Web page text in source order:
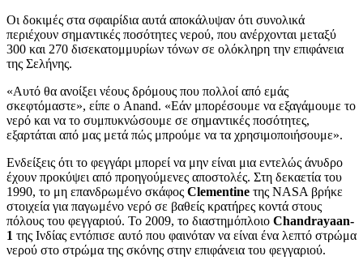
Οι δοκιμές στα σφαιρίδια αυτά αποκάλυψαν ότι συνολικά
περιέχουν σημαντικές ποσότητες νερού, που ανέρχονται μεταξύ
300 και 270 δισεκατομμυρίων τόνων σε ολόκληρη την επιφάνεια
της Σελήνης.
«Αυτό θα ανοίξει νέους δρόμους που πολλοί από εμάς
σκεφτόμαστε», είπε ο Anand. «Εάν μπορέσουμε να εξαγάμουμε το
νερό και να το συμπυκνώσουμε σε σημαντικές ποσότητες,
εξαρτάται από μας μετά πώς μπρούμε να τα χρησιμοποιήσουμε».
Ενδείξεις ότι το φεγγάρι μπορεί να μην είναι μια εντελώς άνυδρο
έχουν προκύψει από προηγούμενες αποστολές. Στη δεκαετία του
1990, το μη επανδρωμένο σκάφος Clementine της NASA βρήκε
στοιχεία για παγωμένο νερό σε βαθείς κρατήρες κοντά στους
πόλους του φεγγαριού. Το 2009, το διαστημόπλοιο Chandrayaan-
1 της Ινδίας εντόπισε αυτό που φαινόταν να είναι ένα λεπτό στρώμα
νερού στο στρώμα της σκόνης στην επιφάνεια του φεγγαριού.